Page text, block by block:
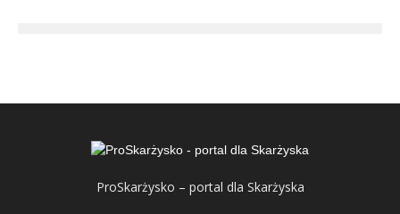
ProSkarżysko – portal dla Skarżyska